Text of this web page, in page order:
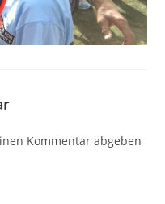
Kommentar abgeben